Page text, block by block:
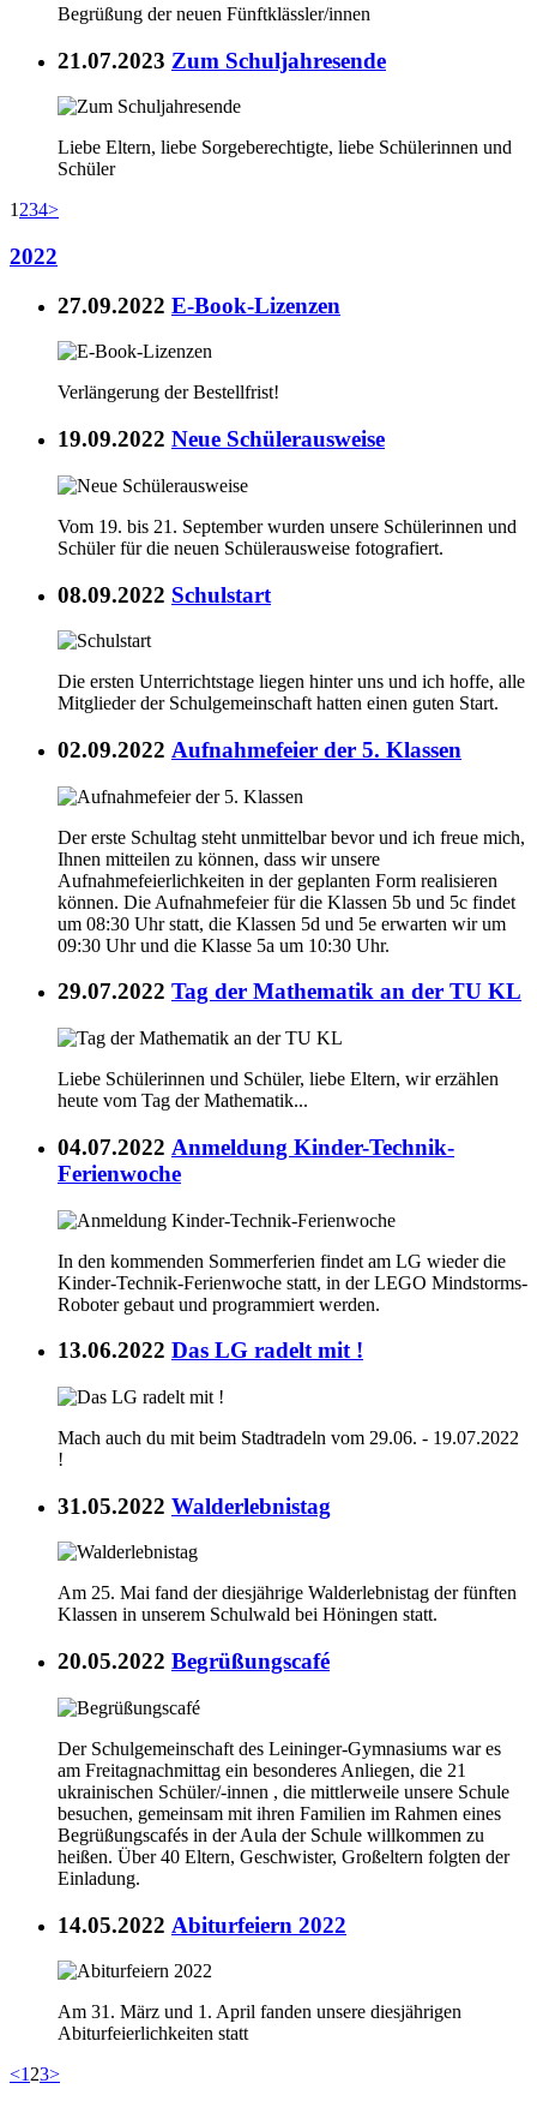
Begrüßung der neuen Fünftklässler/innen
21.07.2023 Zum Schuljahresende
Liebe Eltern, liebe Sorgeberechtigte, liebe Schülerinnen und
Schüler
1 234>
2022
27.09.2022 E-Book-Lizenzen
Verlängerung der Bestellfrist!
19.09.2022 Neue Schülerausweise
Vom 19. bis 21. September wurden unsere Schülerinnen und
Schüler für die neuen Schülerausweise fotografiert.
08.09.2022 Schulstart
Die ersten Unterrichtstage liegen hinter uns und ich hoffe, alle
Mitglieder der Schulgemeinschaft hatten einen guten Start.
02.09.2022 Aufnahmefeier der 5. Klassen
Der erste Schultag steht unmittelbar bevor und ich freue mich,
Ihnen mitteilen zu können, dass wir unsere
Aufnahmefeierlichkeiten in der geplanten Form realisieren
können. Die Aufnahmefeier für die Klassen 5b und 5c findet
um 08:30 Uhr statt, die Klassen 5d und 5e erwarten wir um
09:30 Uhr und die Klasse 5a um 10:30 Uhr.
29.07.2022 Tag der Mathematik an der TU KL
Liebe Schülerinnen und Schüler, liebe Eltern, wir erzählen
heute vom Tag der Mathematik...
04.07.2022 Anmeldung Kinder-Technik-
Ferienwoche
In den kommenden Sommerferien findet am LG wieder die
Kinder-Technik-Ferienwoche statt, in der LEGO Mindstorms-
Roboter gebaut und programmiert werden.
13.06.2022 Das LG radelt mit !
Mach auch du mit beim Stadtradeln vom 29.06. - 19.07.2022
!
31.05.2022 Walderlebnistag
Am 25. Mai fand der diesjährige Walderlebnistag der fünften
Klassen in unserem Schulwald bei Höningen statt.
20.05.2022 Begrüßungscafé
Der Schulgemeinschaft des Leininger-Gymnasiums war es
am Freitagnachmittag ein besonderes Anliegen, die 21
ukrainischen Schüler/-innen , die mittlerweile unsere Schule
besuchen, gemeinsam mit ihren Familien im Rahmen eines
Begrüßungscafés in der Aula der Schule willkommen zu
heißen. Über 40 Eltern, Geschwister, Großeltern folgten der
Einladung.
14.05.2022 Abiturfeiern 2022
Am 31. März und 1. April fanden unsere diesjährigen
Abiturfeierlichkeiten statt
<1 23>